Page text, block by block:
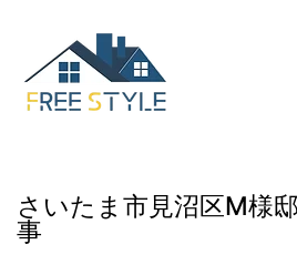
さいたま市見沼区M様
事